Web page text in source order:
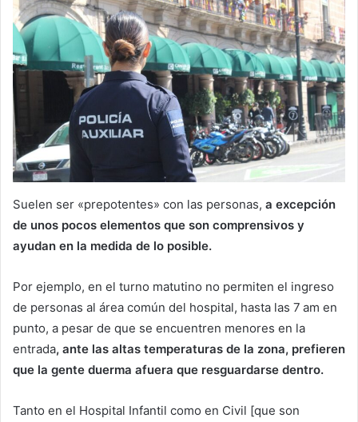
Suelen ser «prepotentes» con las personas, a excepción
de unos pocos elementos que son comprensivos y
ayudan en la medida de lo posible.
Por ejemplo, en el turno matutino no permiten el ingreso
de personas al área común del hospital, hasta las 7 am en
punto, a pesar de que se encuentren menores en la
entrada, ante las altas temperaturas de la zona, prefieren
que la gente duerma afuera que resguardarse dentro.
Tanto en el Hospital Infantil como en Civil [que son